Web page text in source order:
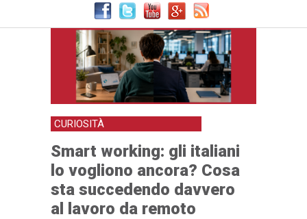
CURIOSITÀ
Smart working: gli italiani
lo vogliono ancora? Cosa
sta succedendo davvero
al lavoro da remoto